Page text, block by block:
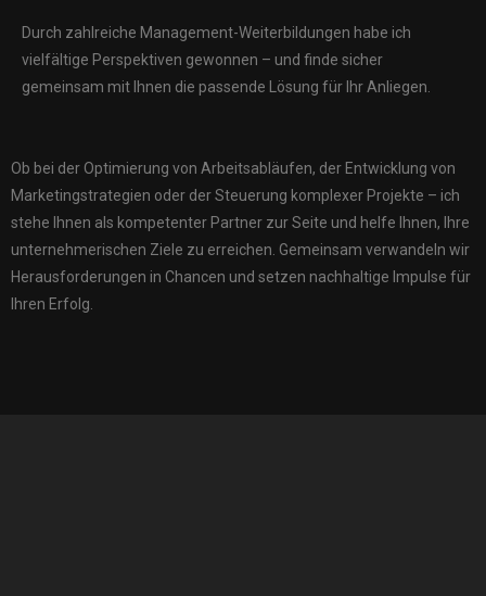
Durch zahlreiche Management-Weiterbildungen habe ich
vielfältige Perspektiven gewonnen – und finde sicher
gemeinsam mit Ihnen die passende Lösung für Ihr Anliegen.
Ob bei der Optimierung von Arbeitsabläufen, der Entwicklung von
Marketingstrategien oder der Steuerung komplexer Projekte – ich
stehe Ihnen als kompetenter Partner zur Seite und helfe Ihnen, Ihre
unternehmerischen Ziele zu erreichen. Gemeinsam verwandeln wir
Herausforderungen in Chancen und setzen nachhaltige Impulse für
Ihren Erfolg.